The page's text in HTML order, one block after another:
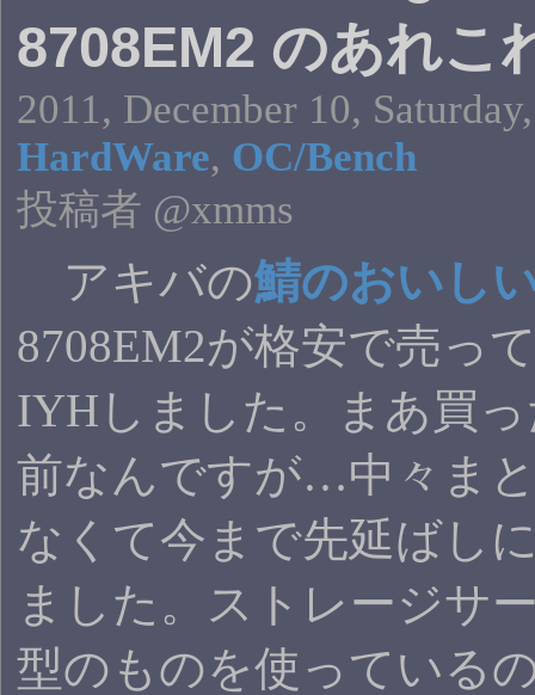
8708EM2 のあれ
2011, December 10,
HardWare, OC/Bench
投稿者 @xmms
アキバの鯖のおいし
8708EM2が格安で売っ
IYHしました。まあ買
前なんですが…中々ま
なくて今まで先延ばし
ました。ストレージサ
型のものを使っている